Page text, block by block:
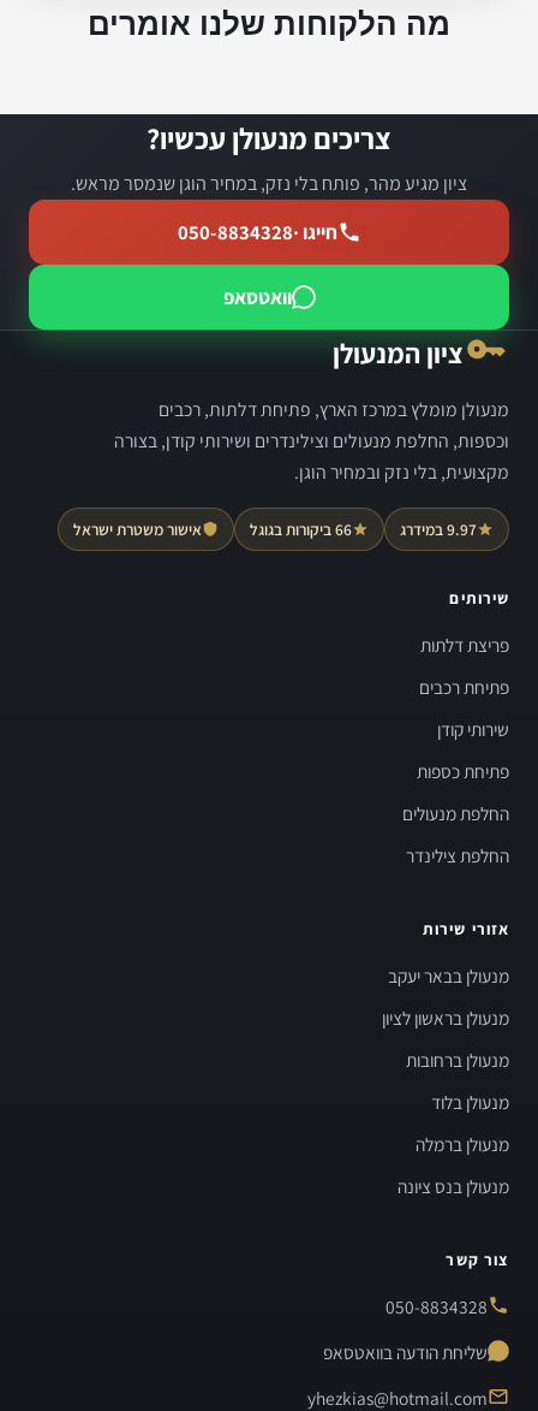
מה הלקוחות שלנו אומרים
צריכים מנעולן עכשיו?
ציון מגיע מהר, פותח בלי נזק, במחיר הוגן שנמסר מראש.
חייגו ·050-8834328
וואטסאפ
ציון המנעולן
מנעולן מומלץ במרכז הארץ, פתיחת דלתות, רכבים
וכספות, החלפת מנעולים וצילינדרים ושירותי קודן, בצורה
מקצועית, בלי נזק ובמחיר הוגן.
9.97 במידרג 66 ביקורות בגוגל אישור משטרת ישראל
שירותים
פריצת דלתות
פתיחת רכבים
שירותי קודן
פתיחת כספות
החלפת מנעולים
החלפת צילינדר
אזורי שירות
מנעולן בבאר יעקב
מנעולן בראשון לציון
מנעולן ברחובות
מנעולן בלוד
מנעולן ברמלה
מנעולן בנס ציונה
צור קשר
050-8834328
שליחת הודעה בוואטסאפ
yhezkias@hotmail.com